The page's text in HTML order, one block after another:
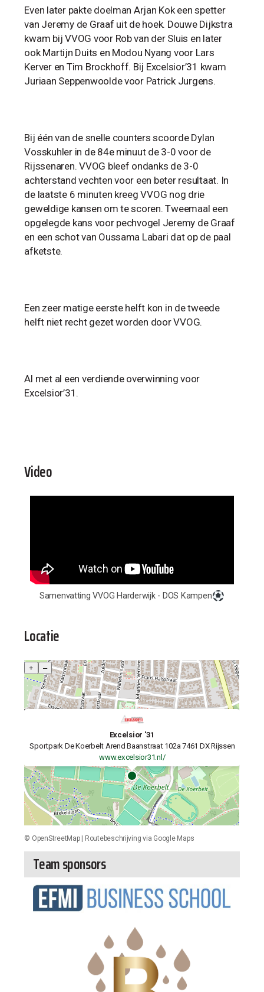
Even later pakte doelman Arjan Kok een spetter
van Jeremy de Graaf uit de hoek. Douwe Dijkstra
kwam bij VVOG voor Rob van der Sluis en later
ook Martijn Duits en Modou Nyang voor Lars
Kerver en Tim Brockhoff. Bij Excelsior’31 kwam
Juriaan Seppenwoolde voor Patrick Jurgens.
Bij één van de snelle counters scoorde Dylan
Vosskuhler in de 84e minuut de 3-0 voor de
Rijssenaren. VVOG bleef ondanks de 3-0
achterstand vechten voor een beter resultaat. In
de laatste 6 minuten kreeg VVOG nog drie
geweldige kansen om te scoren. Tweemaal een
opgelegde kans voor pechvogel Jeremy de Graaf
en een schot van Oussama Labari dat op de paal
afketste.
Een zeer matige eerste helft kon in de tweede
helft niet recht gezet worden door VVOG.
Al met al een verdiende overwinning voor
Excelsior’31.
Video
Samenvatting VVOG Harderwijk - DOS Kampen
Locatie
Excelsior '31
Sportpark De Koerbelt Arend Baanstraat 102a 7461 DX Rijssen
www.excelsior31.nl/
+ –
© OpenStreetMap| Routebeschrijving via Google Maps
Team sponsors